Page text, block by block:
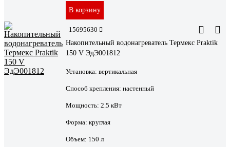
В корзину
15695630
Накопительный водонагреватель Термекс Praktik
150 V ЭдЭ001812
Установка: вертикальная
Способ крепления: настенный
Мощность: 2.5 кВт
Форма: круглая
Объем: 150 л